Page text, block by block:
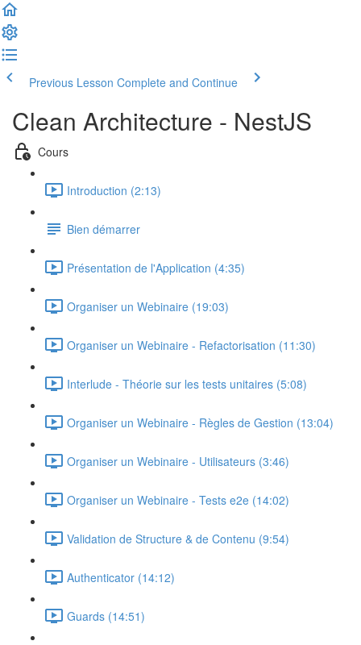
Previous Lesson Complete and Continue
Clean Architecture - NestJS
Cours
Introduction (2:13)
Bien démarrer
Présentation de l'Application (4:35)
Organiser un Webinaire (19:03)
Organiser un Webinaire - Refactorisation (11:30)
Interlude - Théorie sur les tests unitaires (5:08)
Organiser un Webinaire - Règles de Gestion (13:04)
Organiser un Webinaire - Utilisateurs (3:46)
Organiser un Webinaire - Tests e2e (14:02)
Validation de Structure & de Contenu (9:54)
Authenticator (14:12)
Guards (14:51)